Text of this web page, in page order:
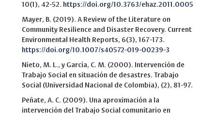
10(1), 42-52. https://doi.org/10.3763/ehaz.2011.0005
Mayer, B. (2019). A Review of the Literature on
Community Resilience and Disaster Recovery. Current
Environmental Health Reports, 6(3), 167-173.
https://doi.org/10.1007/s40572-019-00239-3
Nieto, M. L., y García, C. M. (2000). Intervención de
Trabajo Social en situación de desastres. Trabajo
Social (Universidad Nacional de Colombia), (2), 81-97.
Peñate, A. C. (2009). Una aproximación a la
intervención del Trabajo Social comunitario en